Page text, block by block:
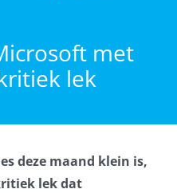
met
lek
deze maand klein is,
lek dat